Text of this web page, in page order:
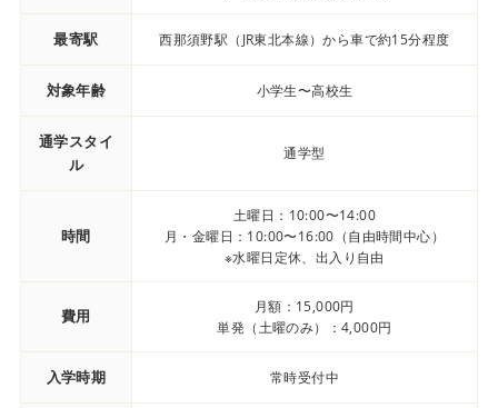
最寄駅 西那須野駅（JR東北本線）から車で約15分程度
対象年齢 小学生〜高校生
通学スタイ
ル
通学型
時間
土曜日：10:00〜14:00
月・金曜日：10:00〜16:00（自由時間中心）
※水曜日定休、出入り自由
費用
月額：15,000円
単発（土曜のみ）：4,000円
入学時期 常時受付中